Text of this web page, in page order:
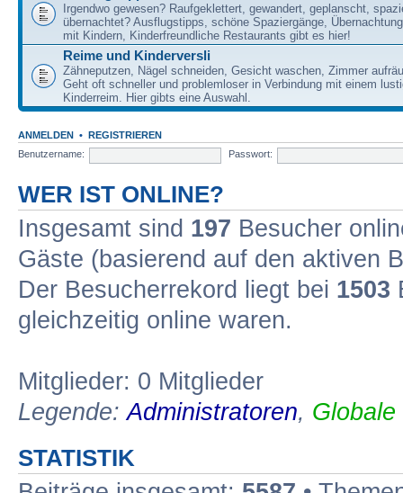
Irgendwo gewesen? Raufgeklettert, gewandert, geplanscht,
übernachtet? Ausflugstipps, schöne Spaziergänge,
mit Kindern, Kinderfreundliche Restaurants gibt es hier!
Reime und Kinderversli
Zähneputzen, Nägel schneiden, Gesicht waschen, Zimmer
Geht oft schneller und problemloser in Verbindung mit einem
Kinderreim. Hier gibts eine Auswahl.
ANMELDEN • REGISTRIEREN
Benutzername:
Passwort:
WER IST ONLINE?
Insgesamt sind 197 Besucher
Gäste (basierend auf den aktiven
Der Besucherrekord liegt bei 1503
gleichzeitig online waren.
Mitglieder: 0 Mitglieder
Legende:Administratoren,
STATISTIK